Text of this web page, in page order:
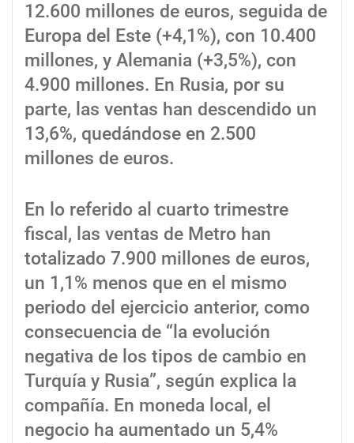
12.600 millones de euros, seguida de
Europa del Este (+4,1%), con 10.400
millones, y Alemania (+3,5%), con
4.900 millones. En Rusia, por su
parte, las ventas han descendido un
13,6%, quedándose en 2.500
millones de euros.
En lo referido al cuarto trimestre
fiscal, las ventas de Metro han
totalizado 7.900 millones de euros,
un 1,1% menos que en el mismo
periodo del ejercicio anterior, como
consecuencia de “la evolución
negativa de los tipos de cambio en
Turquía y Rusia”, según explica la
compañía. En moneda local, el
negocio ha aumentado un 5,4%